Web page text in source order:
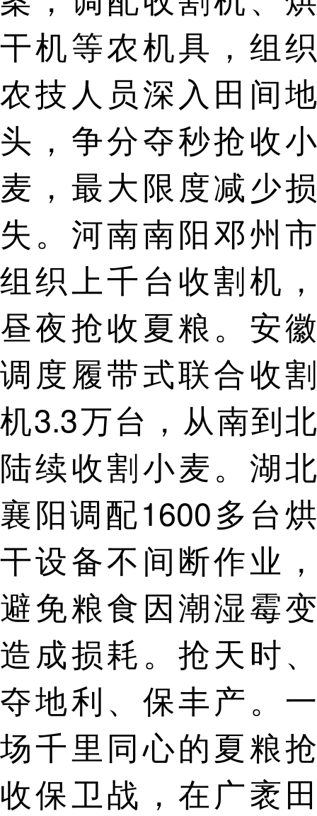
干机等农机具，组织
农技人员深入田间地
头，争分夺秒抢收小
麦，最大限度减少损
失。河南南阳邓州市
组织上千台收割机，
昼夜抢收夏粮。安徽
调度履带式联合收割
机3.3万台，从南到北
陆续收割小麦。湖北
襄阳调配1600多台烘
干设备不间断作业，
避免粮食因潮湿霉变
造成损耗。抢天时、
夺地利、保丰产。一
场千里同心的夏粮抢
收保卫战，在广袤田